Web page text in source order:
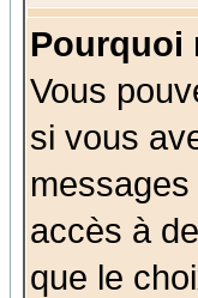
Pourquoi
Vous
si vous
accès à
que le